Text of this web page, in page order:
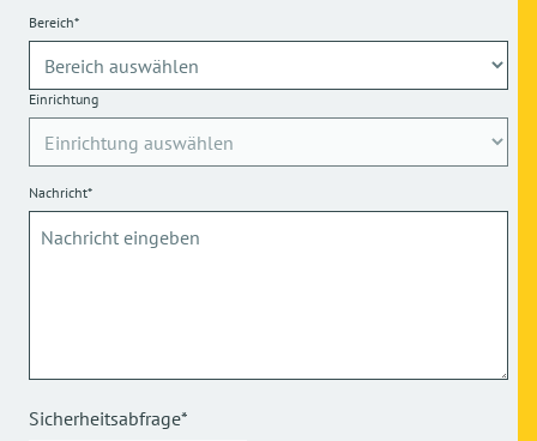
Bereich*
Einrichtung
Nachricht*
Sicherheitsabfrage*